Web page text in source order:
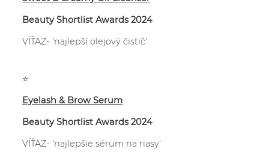
Beauty Shortlist Awards 2024
VÍŤAZ- 'najlepší olejový čistič'
⭐
Eyelash & Brow Serum
Beauty Shortlist Awards 2024
VÍŤAZ- 'najlepšie sérum na riasy'